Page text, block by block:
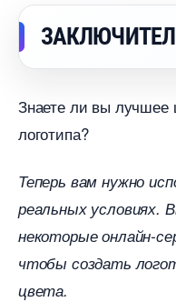
Знаете ли вы лучшее
логотипа?
Теперь вам нужно
реальных условиях.
некоторые онлайн-
чтобы создать
цвета.